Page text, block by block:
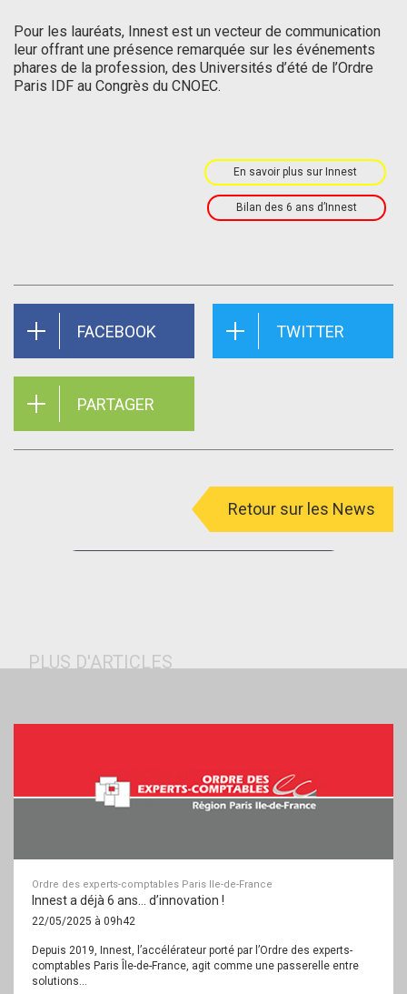
Pour les lauréats, Innest est un vecteur de communication
leur offrant une présence remarquée sur les événements
phares de la profession, des Universités d’été de l’Ordre
Paris IDF au Congrès du CNOEC.
En savoir plus sur Innest
Bilan des 6 ans d’Innest
FACEBOOK TWITTER
PARTAGER
Retour sur les News
PLUS D'ARTICLES
Ordre des experts-comptables Paris Ile-de-France
Innest a déjà 6 ans… d’innovation !
22/05/2025 à 09h42
Depuis 2019, Innest, l’accélérateur porté par l’Ordre des experts-
comptables Paris Île-de-France, agit comme une passerelle entre
solutions...